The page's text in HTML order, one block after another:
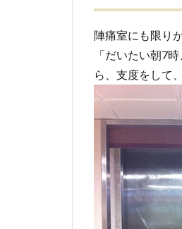
に入
った
3.1
待産
持っ
て行
って
良か
った
陣痛室にも限り
「だいたい朝7
ら、支度をして